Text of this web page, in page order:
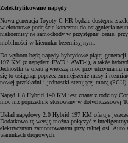
Zelektryfikowane napędy
Nowa generacja Toyoty C-HR będzie dostępna z
wielotorowe podejście koncernu do osiągnięcia
niskoemisyjne samochody w przystępnej cenie,
mobilności w kierunku bezemisyjnym.
Do wyboru będą napędy hybrydowe piątej
197 KM (z napędem FWD i AWD-i), a także
Jednostki te oferują większą moc przy utrzymaniu
się to osiągnąć poprzez zmniejszenie masy i
nowej przekładni i jednostki sterującej mocą (PCU)
Napęd 1.8 Hybrid 140 KM jest znany z rodziny
moc niż poprzednik stosowany w dotychczasowej
Układ napędowy 2.0 Hybrid 197 KM oferuje
Dodatkowo tę wersję można połączyć z
elektrycznym zamontowanym przy tylnej osi. Auto
warunkach drogowych.